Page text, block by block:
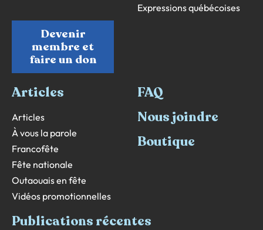
Devenir
membre et
faire un don
Expressions québécoises
Articles
Articles
À vous la parole
Francofête
Fête nationale
Outaouais en fête
Vidéos promotionnelles
FAQ
Nous joindre
Boutique
Publications récentes